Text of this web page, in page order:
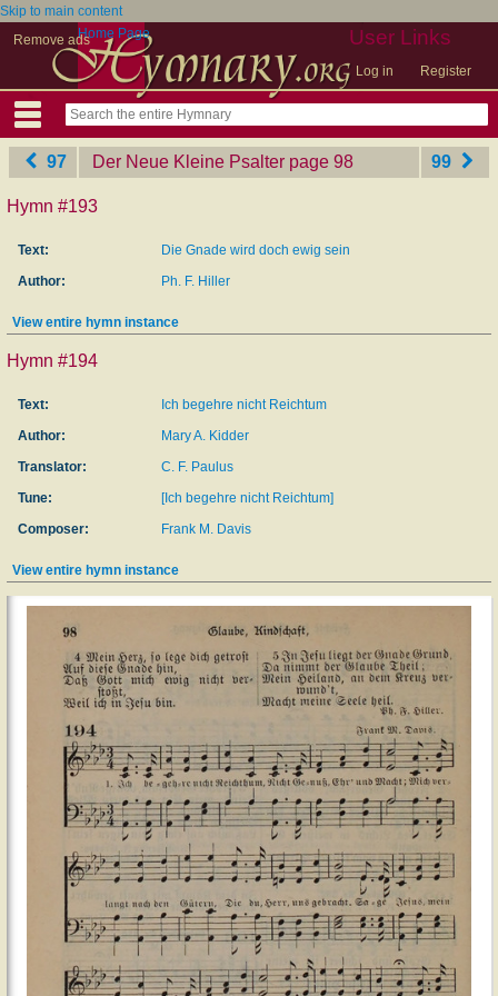
Skip to main content
Remove ads
User Links
Log in Register
Home Page
97 Der Neue Kleine Psalter ‎page 98 99
Hymn #193
Text:
Die Gnade wird doch ewig sein
Author:
Ph. F. Hiller
View entire hymn instance
Hymn #194
Text:
Ich begehre nicht Reichtum
Author:
Mary A. Kidder
Translator:
C. F. Paulus
Tune:
[Ich begehre nicht Reichtum]
Composer:
Frank M. Davis
View entire hymn instance